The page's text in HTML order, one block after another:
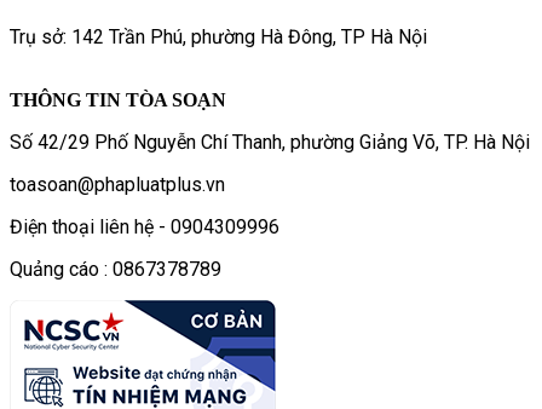
Trụ sở: 142 Trần Phú, phường Hà Đông, TP Hà Nội
THÔNG TIN TÒA SOẠN
Số 42/29 Phố Nguyễn Chí Thanh, phường Giảng Võ, TP. Hà Nội
toasoan@phapluatplus.vn
Điện thoại liên hệ - 0904309996
Quảng cáo : 0867378789